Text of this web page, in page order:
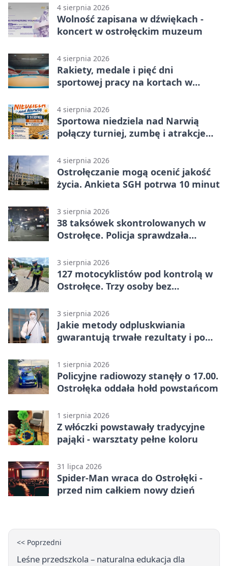
4 sierpnia 2026
Wolność zapisana w dźwiękach -
koncert w ostrołęckim muzeum
4 sierpnia 2026
Rakiety, medale i pięć dni
sportowej pracy na kortach w
4 sierpnia 2026
Sportowa niedziela nad Narwią
połączy turniej, zumbę i atrakcje
4 sierpnia 2026
Ostrołęczanie mogą ocenić jakość
życia. Ankieta SGH potrwa 10 minut
3 sierpnia 2026
38 taksówek skontrolowanych w
Ostrołęce. Policja sprawdzała
3 sierpnia 2026
127 motocyklistów pod kontrolą w
Ostrołęce. Trzy osoby bez
3 sierpnia 2026
Jakie metody odpluskwiania
gwarantują trwałe rezultaty i po
wykonawcę?
1 sierpnia 2026
Policyjne radiowozy stanęły o 17.00.
Ostrołęka oddała hołd powstańcom
1 sierpnia 2026
Z włóczki powstawały tradycyjne
pająki - warsztaty pełne koloru
31 lipca 2026
Spider-Man wraca do Ostrołęki -
przed nim całkiem nowy dzień
<< Poprzedni
Leśne przedszkola – naturalna edukacja dla